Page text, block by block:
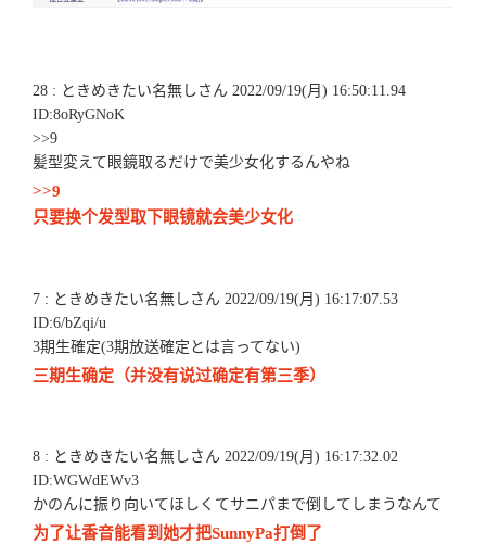
28 : ときめきたい名無しさん 2022/09/19(月) 16:50:11.94
ID:8oRyGNoK
>>9
髪型変えて眼鏡取るだけで美少女化するんやね
>>9
只要换个发型取下眼镜就会美少女化
7 : ときめきたい名無しさん 2022/09/19(月) 16:17:07.53
ID:6/bZqi/u
3期生確定(3期放送確定とは言ってない)
三期生确定（并没有说过确定有第三季）
8 : ときめきたい名無しさん 2022/09/19(月) 16:17:32.02
ID:WGWdEWv3
かのんに振り向いてほしくてサニパまで倒してしまうなんて
为了让香音能看到她才把SunnyPa打倒了